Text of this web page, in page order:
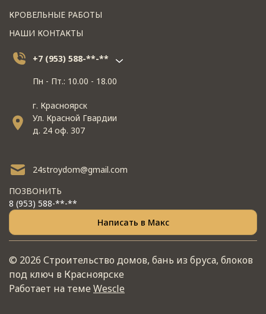
КРОВЕЛЬНЫЕ РАБОТЫ
НАШИ КОНТАКТЫ
+7 (953) 588-**-**
Пн - Пт.: 10.00 - 18.00
г. Красноярск
Ул. Красной Гвардии
д. 24 оф. 307
24stroydom@gmail.com
ПОЗВОНИТЬ
8 (953) 588-**-**
Написать в Макс
© 2026 Строительство домов, бань из бруса, блоков
под ключ в Красноярске
Работает на темеWescle